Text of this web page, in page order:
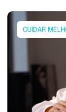
CUIDAR